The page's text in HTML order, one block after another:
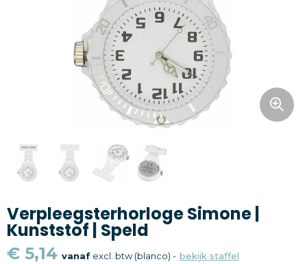
Gereedschap en veiligheid
Snoepgoed
Home en living
Health en wellness
Kantoorartikelen
Gadgets
Textiel
Verpleegsterhorloge Simone |
Kunststof | Speld
€ 5,14 vanafexcl. btw (blanco) - bekijk staffel